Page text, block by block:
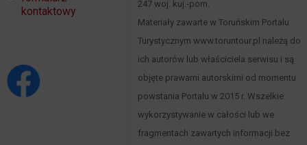
kontaktowy
247 woj. kuj.-pom.
Materiały zawarte w Toruńskim Portalu
Turystycznym www.toruntour.pl należą do
ich autorów lub właściciela serwisu i są
objęte prawami autorskimi od momentu
powstania Portalu w 2015 r. Wszelkie
wykorzystywanie w całości lub we
fragmentach zawartych informacji bez